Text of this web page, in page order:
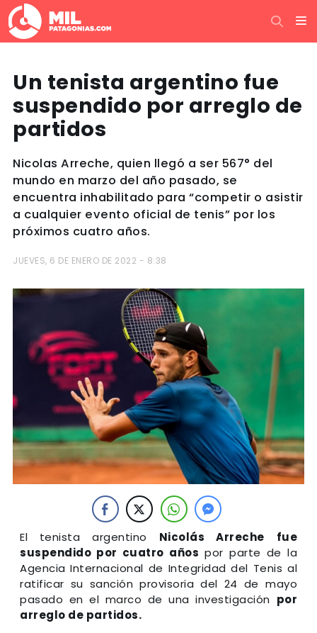
Un tenista argentino fue
suspendido por arreglo de
partidos
Nicolas Arreche, quien llegó a ser 567° del
mundo en marzo del año pasado, se
encuentra inhabilitado para “competir o asistir
a cualquier evento oficial de tenis” por los
próximos cuatro años.
JUEVES, 6 DE ENERO DE 2022 - 8:38
El tenista argentino Nicolás Arreche
fue
suspendido por cuatro años por parte de la
Agencia Internacional de Integridad del Tenis al
ratificar su sanción provisoria del 24 de mayo
pasado en el marco de una investigación por
arreglo de partidos.